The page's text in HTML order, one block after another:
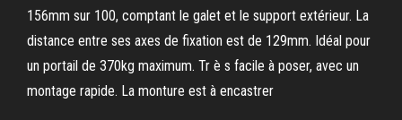
156mm sur 100, comptant le galet et le support extérieur. La
distance entre ses axes de fixation est de 129mm. Idéal pour
un portail de 370kg maximum. Tr è s facile à poser, avec un
montage rapide. La monture est à encastrer